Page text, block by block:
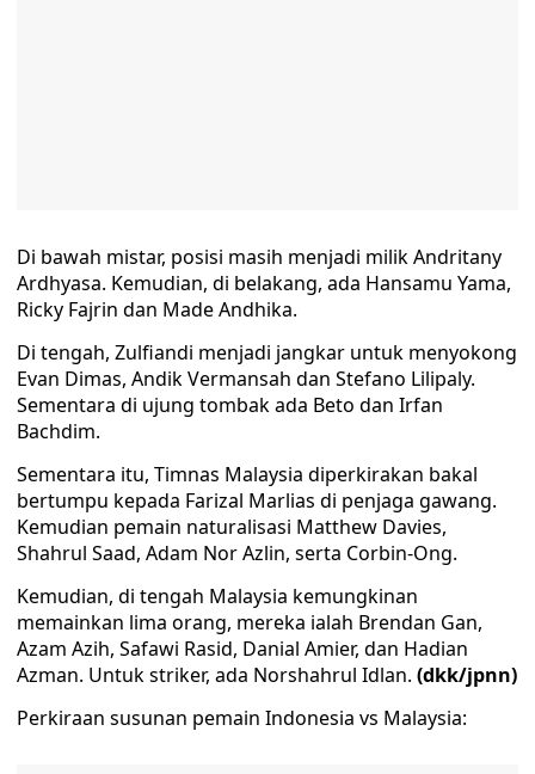
Di bawah mistar, posisi masih menjadi milik Andritany
Ardhyasa. Kemudian, di belakang, ada Hansamu Yama,
Ricky Fajrin dan Made Andhika.
Di tengah, Zulfiandi menjadi jangkar untuk menyokong
Evan Dimas, Andik Vermansah dan Stefano Lilipaly.
Sementara di ujung tombak ada Beto dan Irfan
Bachdim.
Sementara itu, Timnas Malaysia diperkirakan bakal
bertumpu kepada Farizal Marlias di penjaga gawang.
Kemudian pemain naturalisasi Matthew Davies,
Shahrul Saad, Adam Nor Azlin, serta Corbin-Ong.
Kemudian, di tengah Malaysia kemungkinan
memainkan lima orang, mereka ialah Brendan Gan,
Azam Azih, Safawi Rasid, Danial Amier, dan Hadian
Azman. Untuk striker, ada Norshahrul Idlan. (dkk/jpnn)
Perkiraan susunan pemain Indonesia vs Malaysia: